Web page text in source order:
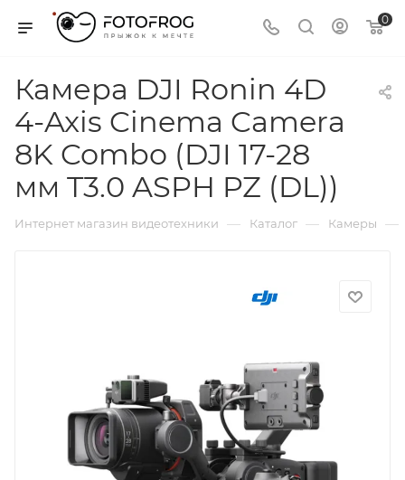
0
Камера DJI Ronin 4D
4-Axis Cinema Camera
8K Combo (DJI 17-28
мм T3.0 ASPH PZ (DL))
Интернет магазин видеотехники — Каталог — Камеры —